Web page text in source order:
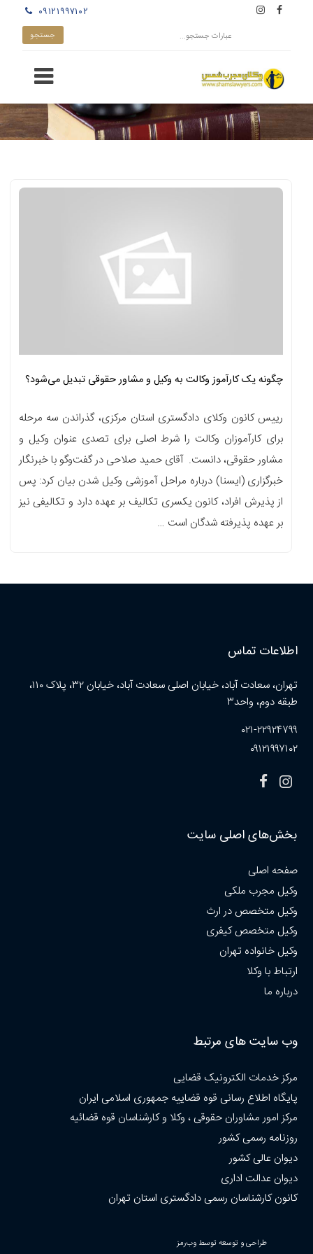
۰۹۱۲۱۹۹۷۱۰۲
چگونه یک کارآموز وکالت به وکیل و مشاور حقوقی تبدیل می‌شود؟
رییس کانون وکلای دادگستری استان مرکزی، گذراندن سه مرحله
برای کارآموزان وکالت را شرط اصلی برای تصدی عنوان وکیل و
مشاور حقوقی، دانست. آقای حمید صلاحی در گفت‌وگو با خبرنگار
خبرگزاری (ایسنا) درباره مراحل آموزشی وکیل شدن بیان کرد: پس
از پذیرش افراد، کانون یکسری تکالیف بر عهده دارد و تکالیفی نیز
بر عهده پذیرفته شدگان است …
اطلاعات تماس
تهران، سعادت آباد، خیابان اصلی سعادت آباد، خیابان ۳۲، پلاک ۱۱۰،
طبقه دوم، واحد۳
۰۲۱-۲۲۹۲۴۷۹۹
۰۹۱۲۱۹۹۷۱۰۲
بخش‌های اصلی سایت
صفحه اصلی
وکیل مجرب ملکی
وکیل متخصص در ارث
وکیل متخصص کیفری
وکیل خانواده تهران
ارتباط با وکلا
درباره ما
وب سایت های مرتبط
مرکز خدمات الکترونیک قضایی
پایگاه اطلاع رسانی قوه قضاییه جمهوری اسلامی ایران
مرکز امور مشاوران حقوقی ، وکلا و کارشناسان قوه قضائیه
روزنامه رسمی کشور
دیوان عالی کشور
دیوان عدالت اداری
کانون کارشناسان رسمی دادگستری استان تهران
طراحی و توسعه توسط وب‌رمز